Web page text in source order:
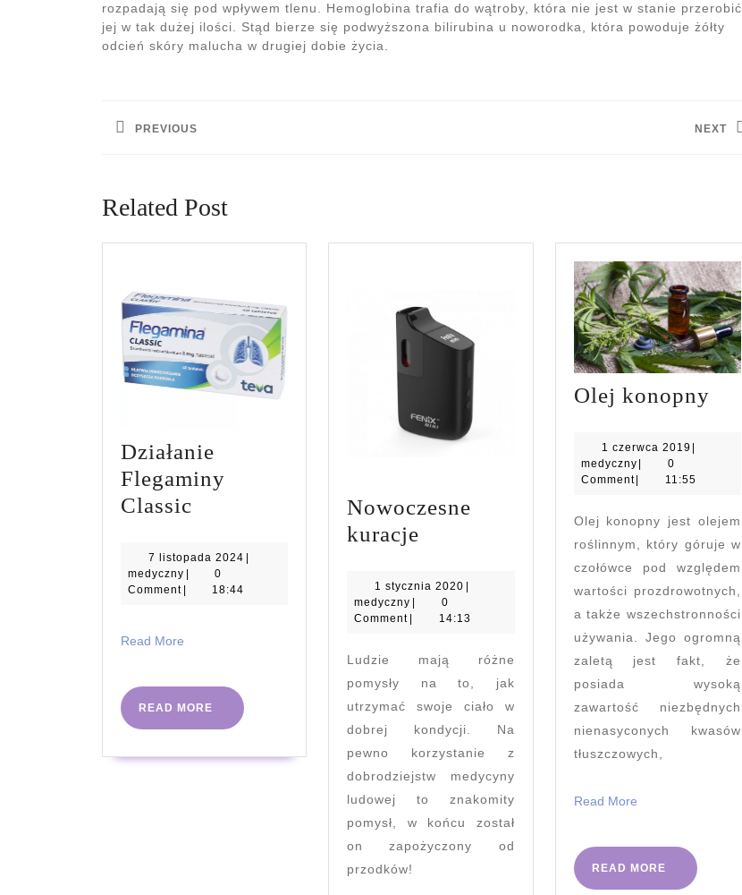
rozpadają się pod wpływem tlenu. Hemoglobina trafia do wątroby, która nie jest w stanie przerobić
jej w tak dużej ilości. Stąd bierze się podwyższona bilirubina u noworodka, która powoduje żółty
odcień skóry malucha w drugiej dobie życia.
wpisu
PREVIOUS NEXT
Related Post
Działanie
Flegaminy
Classic
Classic
7 listopada 2024 7|
medyczny medyczny
|
0
Comment | 18:44
Read More
READ MORE
READ
MORE
Nowoczesne
kuracje
1 stycznia 2020 1
2020
medyczny medyczny
0
Comment
14:13
Ludzie mają różne
pomysły na to, jak
utrzymać swoje ciało w
dobrej kondycji. Na
pewno korzystanie z
dobrodziejstw medycyny
ludowej to znakomity
pomysł, w końcu został
on zapożyczony od
przodków!
Olej konopnyOlej
1 czerwca 20191
2019
medycznymedyczny
0
Comment
11:55
Olej konopny jest olejem
roślinnym, który góruje w
czołówce pod względem
wartości prozdrowotnych,
a także wszechstronności
używania. Jego ogromną
zaletą jest fakt, że
posiada wysoką
zawartość niezbędnych
nienasyconych kwasów
tłuszczowych,
Read MoreRead
READ MORE
READ
MORE